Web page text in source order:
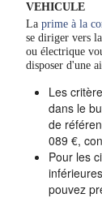
VEHICULE
La prime à la
se diriger vers
ou électrique
disposer d'une
Les
dans le
de
089 €,
Pour les
pouvez